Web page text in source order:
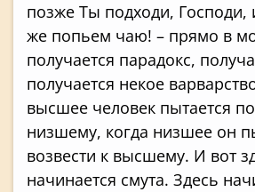
позже Ты подходи,
же попьем чаю! – прямо в
получается парадокс,
получается некое
высшее человек пытается
низшему, когда низшее он
возвести к высшему. И вот
начинается смута. Здесь